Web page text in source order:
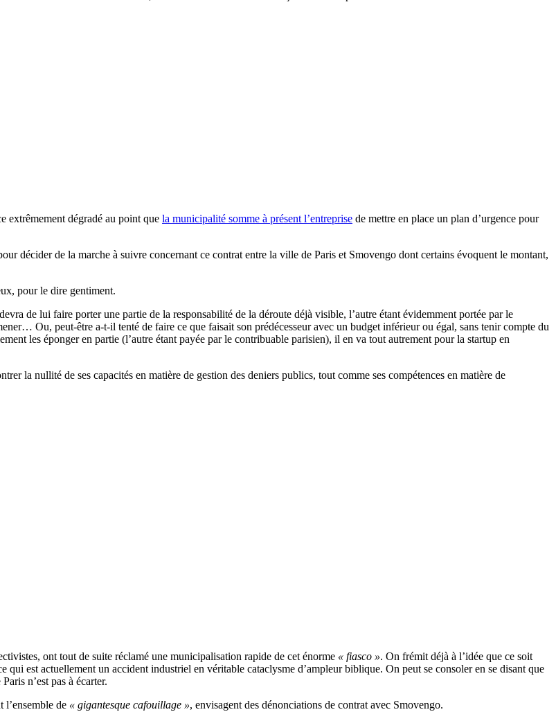
extrêmement dégradé au point que la municipalité somme à présent l’entreprise de mettre en place un plan d’urgence pour
décider de la marche à suivre concernant ce contrat entre la ville de Paris et Smovengo dont certains évoquent le montant,
pour le dire gentiment.
de lui faire porter une partie de la responsabilité de la déroute déjà visible, l’autre étant évidemment portée par le
Ou, peut-être a-t-il tenté de faire ce que faisait son prédécesseur avec un budget inférieur ou égal, sans tenir compte du
les éponger en partie (l’autre étant payée par le contribuable parisien), il en va tout autrement pour la startup en
la nullité de ses capacités en matière de gestion des deniers publics, tout comme ses compétences en matière de
ont tout de suite réclamé une municipalisation rapide de cet énorme « fiasco ». On frémit déjà à l’idée que ce soit
est actuellement un accident industriel en véritable cataclysme d’ampleur biblique. On peut se consoler en se disant que
n’est pas à écarter.
de « gigantesque cafouillage », envisagent des dénonciations de contrat avec Smovengo.